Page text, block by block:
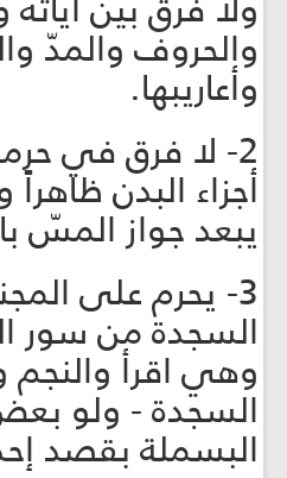
والحروف والمدّ
وأعاريبها.
2- لا فرق في
أجزاء البدن ظاهراً
يبعد جواز المسّ
3- يحرم على
السجدة من سور
وهي اقرأ والنجم
السجدة - ولو
البسملة بقصد